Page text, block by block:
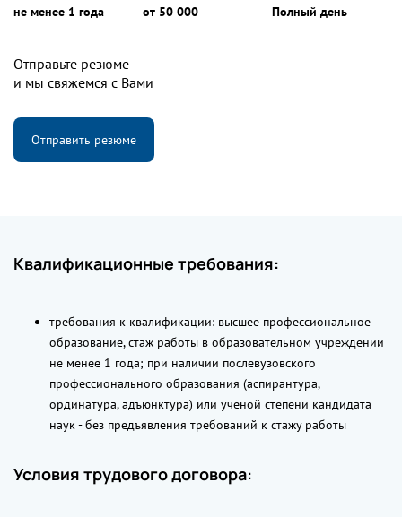
не менее 1 года от 50 000 Полный день
Отправьте резюме
и мы свяжемся с Вами
Отправить резюме
Квалификационные требования:
требования к квалификации: высшее профессиональное
образование, стаж работы в образовательном учреждении
не менее 1 года; при наличии послевузовского
профессионального образования (аспирантура,
ординатура, адъюнктура) или ученой степени кандидата
наук - без предъявления требований к стажу работы
Условия трудового договора: